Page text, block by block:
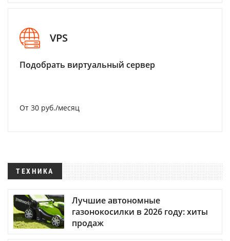
VPS
Подобрать виртуальный сервер
От 30 руб./месяц
ТЕХНИКА
Лучшие автономные
газонокосилки в 2026 году: хиты
продаж